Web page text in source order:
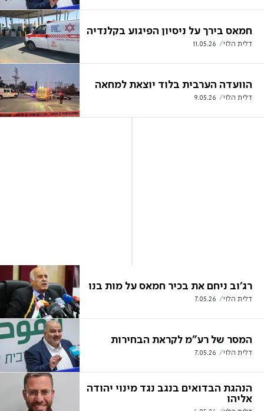
חמאס בירך על ניסיון הפיגוע בקלנדיה
דלית הלוי 11.05.26
הוועדה הערבית בלוד יוצאת למחאה
דלית הלוי 9.05.26
רג'וב ניחם את בכיר חמאס על מות בנו
דלית הלוי 7.05.26
המסר של רע"מ לקראת הבחירות
דלית הלוי 7.05.26
הנהגת הבדואים בנגב נגד מינוי יהודה
אליהו